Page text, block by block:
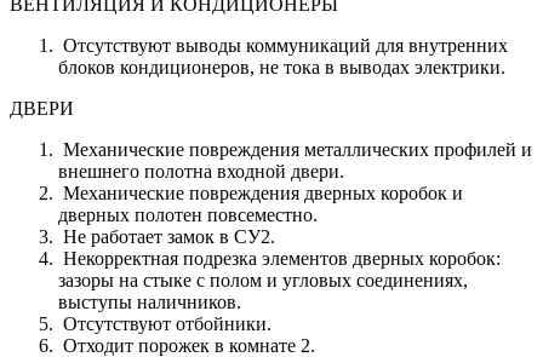
Отсутствуют выводы коммуникаций для внутренних
блоков кондиционеров, не тока в выводах электрики.
ДВЕРИ
Механические повреждения металлических профилей и
внешнего полотна входной двери.
Механические повреждения дверных коробок и
дверных полотен повсеместно.
Не работает замок в СУ2.
Некорректная подрезка элементов дверных коробок:
зазоры на стыке с полом и угловых соединениях,
выступы наличников.
Отсутствуют отбойники.
Отходит порожек в комнате 2.